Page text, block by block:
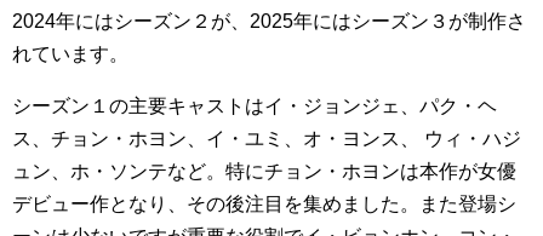
2024年にはシーズン２が、2025年にはシーズン３が制作さ
れています。
シーズン１の主要キャストはイ・ジョンジェ、パク・ヘ
ス、チョン・ホヨン、イ・ユミ、オ・ヨンス、 ウィ・ハジ
ュン、ホ・ソンテなど。特にチョン・ホヨンは本作が女優
デビュー作となり、その後注目を集めました。また登場シ